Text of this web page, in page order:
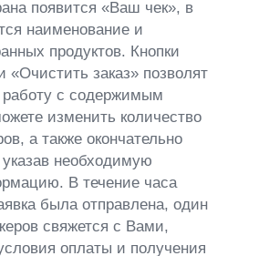
появится «Ваш чек», в
наименование и
продуктов. Кнопки
«Очистить заказ» позволят
с содержимым
изменить количество
а также окончательно
необходимую
В течение часа
была отправлена, один
свяжется с Вами,
оплаты и получения